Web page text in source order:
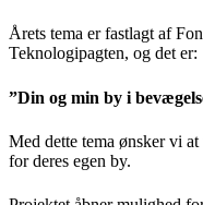
Årets tema er fastlagt af
Teknologipagten, og det er:
”Din og min by i
Med dette tema ønsker vi
for deres egen by.